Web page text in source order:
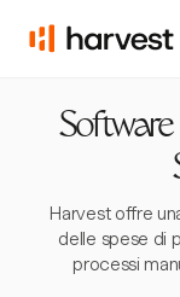
Software
Harvest offre
delle spese di
processi